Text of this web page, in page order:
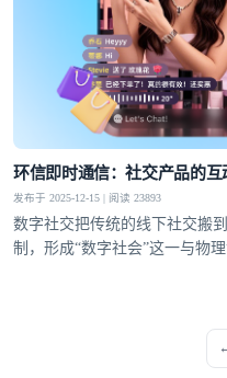
环信即时通信：社交产品的
发布于 2025-12-15 | 阅读 23893
数字社交把传统的线下社交搬
制，形成“数字社会”这一与物